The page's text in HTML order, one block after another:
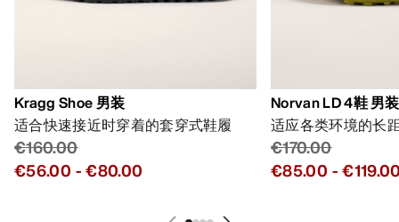
Kragg Shoe 男装
适合快速接近时穿着的套穿式鞋履
€160.00
€56.00 -€80.00
Norvan LD 4鞋 男装
适应各类环境的长
€170.00
€85.00 -